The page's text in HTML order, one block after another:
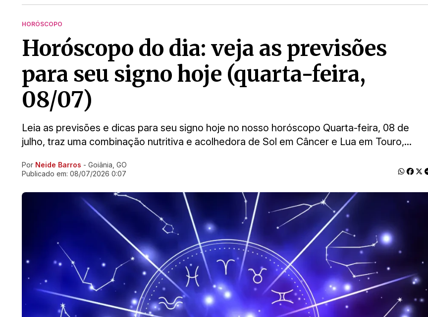
HORÓSCOPO
Horóscopo do dia: veja as previsões
para seu signo hoje (quarta-feira,
08/07)
Leia as previsões e dicas para seu signo hoje no nosso horóscopo Quarta-feira, 08 de
julho, traz uma combinação nutritiva e acolhedora de Sol em Câncer e Lua em Touro,...
Ir direto pra matéria
Por Neide Barros - Goiânia, GO
Publicado em: 08/07/2026 0:07